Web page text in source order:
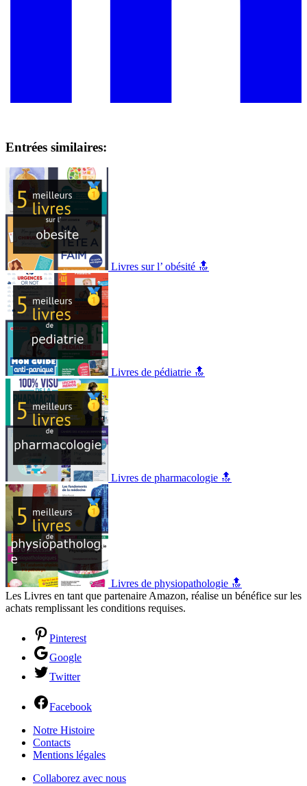
Entrées similaires:
Livres sur l’ obésité 🔝
Livres de pédiatrie 🔝
Livres de pharmacologie 🔝
Livres de physiopathologie 🔝
Les Livres en tant que partenaire Amazon, réalise un bénéfice sur les
achats remplissant les conditions requises.
Pinterest
Google
Twitter
Facebook
Notre Histoire
Contacts
Mentions légales
Collaborez avec nous